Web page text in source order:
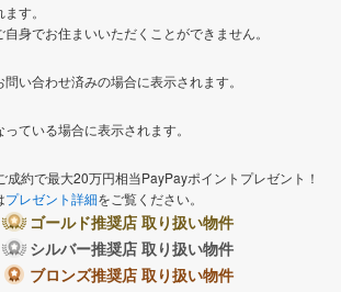
す。
身でお住まいいただくことができません。
い合わせ済みの場合に表示されます。
ている場合に表示されます。
成約で最大20万円相当PayPayポイントプレゼント！
プレゼント詳細をご覧ください。
ゴールド推奨店 取り扱い物件
シルバー推奨店 取り扱い物件
ブロンズ推奨店 取り扱い物件